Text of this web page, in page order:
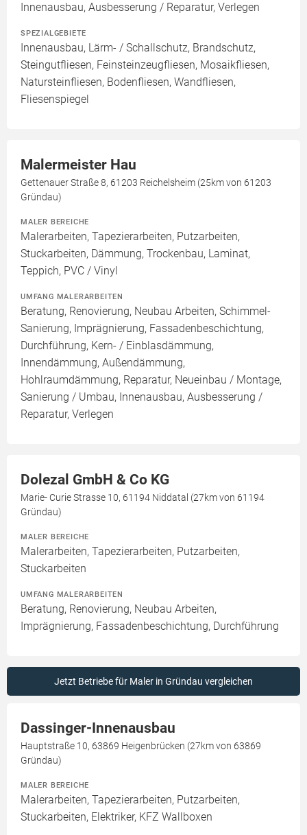
Innenausbau, Ausbesserung / Reparatur, Verlegen
SPEZIALGEBIETE
Innenausbau, Lärm- / Schallschutz, Brandschutz,
Steingutfliesen, Feinsteinzeugfliesen, Mosaikfliesen,
Natursteinfliesen, Bodenfliesen, Wandfliesen,
Fliesenspiegel
Malermeister Hau
Gettenauer Straße 8, 61203 Reichelsheim (25km von 61203
Gründau)
MALER BEREICHE
Malerarbeiten, Tapezierarbeiten, Putzarbeiten,
Stuckarbeiten, Dämmung, Trockenbau, Laminat,
Teppich, PVC / Vinyl
UMFANG MALERARBEITEN
Beratung, Renovierung, Neubau Arbeiten, Schimmel-
Sanierung, Imprägnierung, Fassadenbeschichtung,
Durchführung, Kern- / Einblasdämmung,
Innendämmung, Außendämmung,
Hohlraumdämmung, Reparatur, Neueinbau / Montage,
Sanierung / Umbau, Innenausbau, Ausbesserung /
Reparatur, Verlegen
Dolezal GmbH & Co KG
Marie- Curie Strasse 10, 61194 Niddatal (27km von 61194
Gründau)
MALER BEREICHE
Malerarbeiten, Tapezierarbeiten, Putzarbeiten,
Stuckarbeiten
UMFANG MALERARBEITEN
Beratung, Renovierung, Neubau Arbeiten,
Imprägnierung, Fassadenbeschichtung, Durchführung
Jetzt Betriebe für Maler in Gründau vergleichen
Dassinger-Innenausbau
Hauptstraße 10, 63869 Heigenbrücken (27km von 63869
Gründau)
MALER BEREICHE
Malerarbeiten, Tapezierarbeiten, Putzarbeiten,
Stuckarbeiten, Elektriker, KFZ Wallboxen